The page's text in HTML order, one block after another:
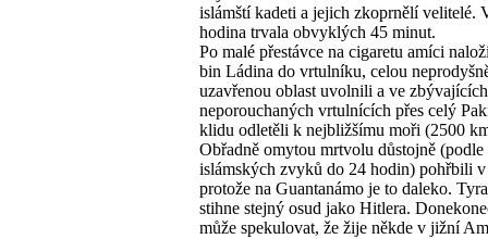
islámští kadeti a jejich zkoprnělí velitelé.
hodina trvala obvyklých 45 minut.
Po malé přestávce na cigaretu amíci
bin Ládina do vrtulníku, celou
uzavřenou oblast uvolnili a ve zbývajících
neporouchaných vrtulnících přes celý
klidu odletěli k nejbližšímu moři (2500
Obřadně omytou mrtvolu důstojně (podle
islámských zvyků do 24 hodin) pohřbili
protože na Guantanámo je to daleko.
stihne stejný osud jako Hitlera.
může spekulovat, že žije někde v jižní